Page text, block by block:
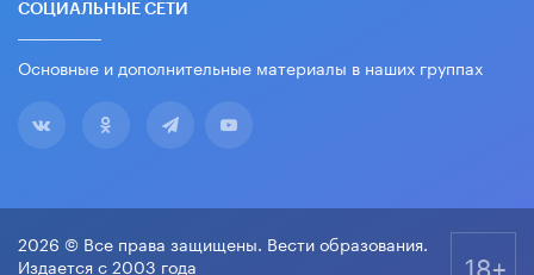
СОЦИАЛЬНЫЕ СЕТИ
Основные и дополнительные материалы в наших группах
2026 © Все права защищены. Вести образования.
Издается с 2003 года
18+